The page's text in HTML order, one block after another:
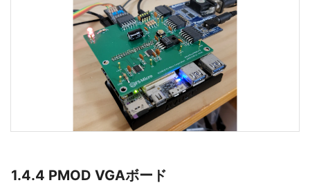
1.4.4 PMOD VGAボード